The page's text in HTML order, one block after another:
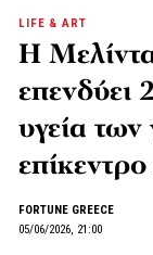
LIFE & ART
Η
επενδύει
υγεία
FORTUNE GREECE
05/06/2026, 21:00